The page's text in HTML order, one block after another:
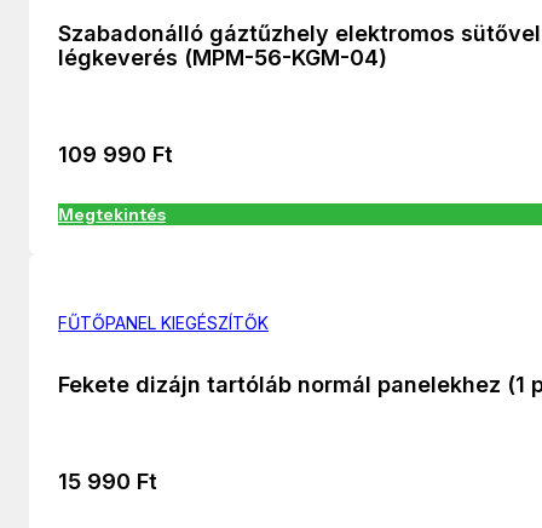
Szabadonálló gáztűzhely elektromos sütővel
légkeverés (MPM-56-KGM-04)
109 990 Ft
Megtekintés
FŰTŐPANEL KIEGÉSZÍTŐK
Fekete dizájn tartóláb normál panelekhez (1
15 990 Ft